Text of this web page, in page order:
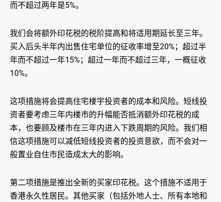
而不超过两年是5%。
我们会将额外印花税的税阶提高和将适用期延长至三年。
买入后头半年内出售住宅单位的征收率增至20%；超过半
年而不超过一年15%；超过一年而不超过三年，一概征收
10%。
这项措施将会提高住宅楼宇投资者的成本和风险。短线投
资者要考虑三年内楼市的升幅能否抵消额外印花税的成
本，也要顾及楼市在三年内进入下跌周期的风险。我们相
信这项措施可以减低短线投资者的投资意欲，而不会对一
般置业自住市民造成太大的影响。
第二项措施是推出全新的买家印花税。这个措施不适用于
香港永久性居民。其他买家（包括外地人士、所有本地和